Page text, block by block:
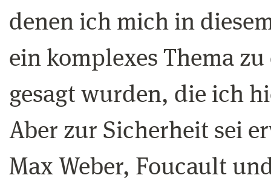
denen ich mich in
ein komplexes Thema
gesagt wurden, die ich
Aber zur Sicherheit sei
Max Weber, Foucault